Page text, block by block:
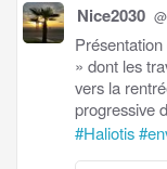
Nice2030
» dont les
vers la
progressive
#Haliotis